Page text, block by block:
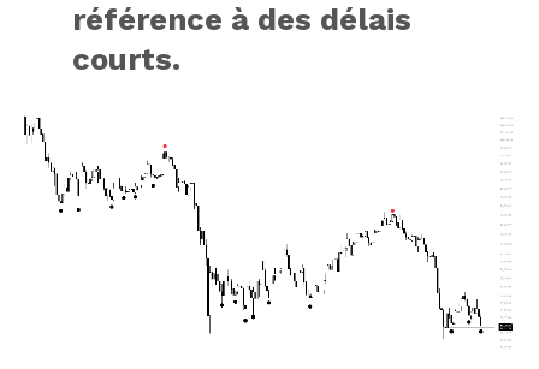
référence à des délais
courts.